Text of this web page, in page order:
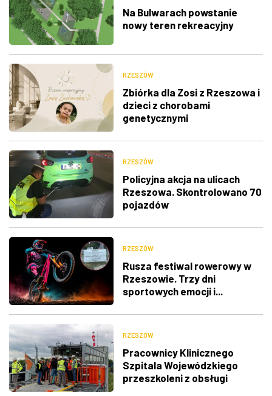
Na Bulwarach powstanie
nowy teren rekreacyjny
RZESZÓW
Zbiórka dla Zosi z Rzeszowa i
dzieci z chorobami
genetycznymi
RZESZÓW
Policyjna akcja na ulicach
Rzeszowa. Skontrolowano 70
pojazdów
RZESZÓW
Rusza festiwal rowerowy w
Rzeszowie. Trzy dni
sportowych emocji i...
RZESZÓW
Pracownicy Klinicznego
Szpitala Wojewódzkiego
przeszkoleni z obsługi